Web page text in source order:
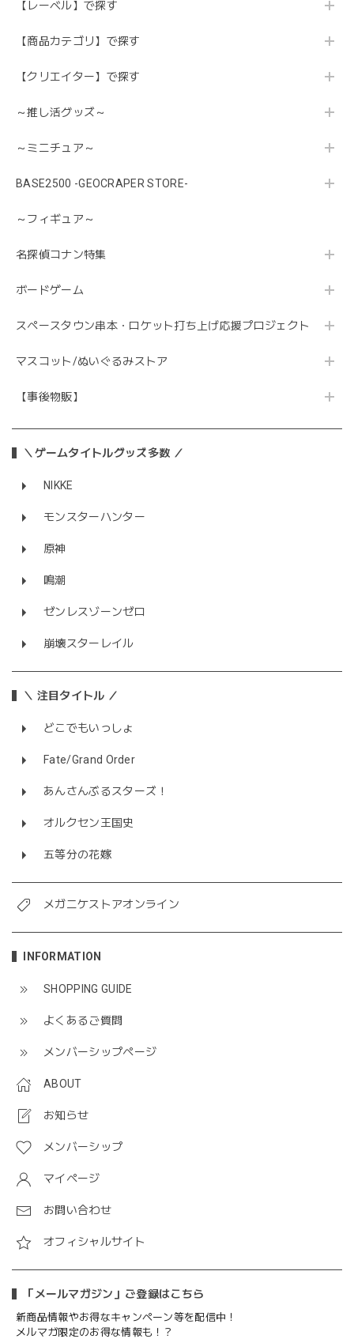
【レーベル】で探す
【商品カテゴリ】で探す
【クリエイター】で探す
～推し活グッズ～
～ミニチュア～
BASE2500 -GEOCRAPER STORE-
～フィギュア～
名探偵コナン特集
ボードゲーム
スペースタウン串本・ロケット打ち上げ応援プロジェクト
マスコット/ぬいぐるみストア
【事後物販】
＼ゲームタイトルグッズ多数 ／
NIKKE
モンスターハンター
原神
鳴潮
ゼンレスゾーンゼロ
崩壊スターレイル
＼ 注目タイトル ／
どこでもいっしょ
Fate/Grand Order
あんさんぶるスターズ！
オルクセン王国史
五等分の花嫁
メガニケストアオンライン
INFORMATION
SHOPPING GUIDE
よくあるご質問
メンバーシップページ
ABOUT
お知らせ
メンバーシップ
マイページ
お問い合わせ
オフィシャルサイト
「メールマガジン」ご登録はこちら
新商品情報やお得なキャンペーン等を配信中！
メルマガ限定のお得な情報も！？